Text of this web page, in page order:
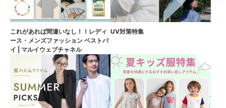
これがあれば間違いなし！！レディ
ース・メンズファッション ベストバ
イ | マルイウェブチャネル
UV対策特集